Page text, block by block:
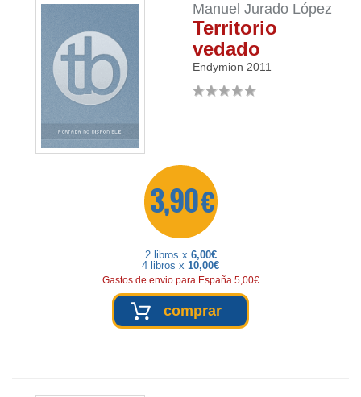
Manuel Jurado López
Territorio
vedado
Endymion 2011
3,90 €
2 libros x 6,00€
4 libros x 10,00€
Gastos de envio para España 5,00€
comprar